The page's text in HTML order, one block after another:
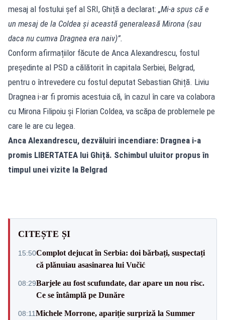
mesaj al fostului șef al SRI, Ghiță a declarat: „Mi-a spus că e
un mesaj de la Coldea și această generaleasă Mirona (sau
daca nu cumva Dragnea era naiv)”.
Conform afirmațiilor făcute de Anca Alexandrescu, fostul
președinte al PSD a călătorit în capitala Serbiei, Belgrad,
pentru o întrevedere cu fostul deputat Sebastian Ghiță. Liviu
Dragnea i-ar fi promis acestuia că, în cazul în care va colabora
cu Mirona Filipoiu și Florian Coldea, va scăpa de problemele pe
care le are cu legea.
Anca Alexandrescu, dezvăluiri incendiare: Dragnea i-a
promis LIBERTATEA lui Ghiță. Schimbul uluitor propus în
timpul unei vizite la Belgrad
CITEȘTE ȘI
15:50Complot dejucat în Serbia: doi bărbați, suspectați
că plănuiau asasinarea lui Vučić
08:29Barjele au fost scufundate, dar apare un nou risc.
Ce se întâmplă pe Dunăre
08:11Michele Morrone, apariție surpriză la Summer